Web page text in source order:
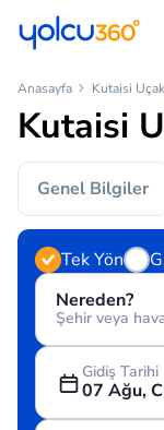
Anasayfa Kutaisi
Kutaisi
Genel Bilgiler
Tek Yön
Nereden?
Şehir veya
Gidiş Tarihi
07 Ağu,